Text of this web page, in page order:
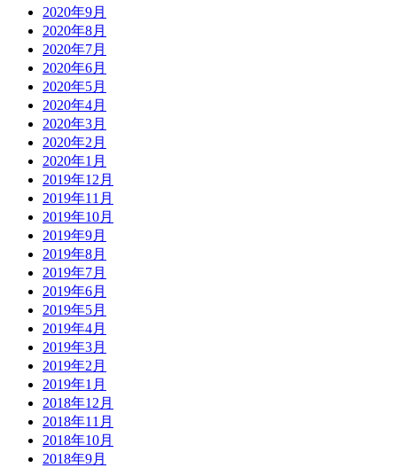
2020年9月
2020年8月
2020年7月
2020年6月
2020年5月
2020年4月
2020年3月
2020年2月
2020年1月
2019年12月
2019年11月
2019年10月
2019年9月
2019年8月
2019年7月
2019年6月
2019年5月
2019年4月
2019年3月
2019年2月
2019年1月
2018年12月
2018年11月
2018年10月
2018年9月